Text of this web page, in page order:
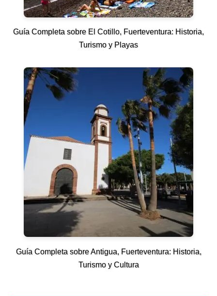
Guía Completa sobre El Cotillo, Fuerteventura: Historia,
Turismo y Playas
Guía Completa sobre Antigua, Fuerteventura: Historia,
Turismo y Cultura